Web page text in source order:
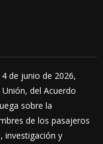
de junio de 2026,
del Acuerdo
sobre la
de los pasajeros
investigación y